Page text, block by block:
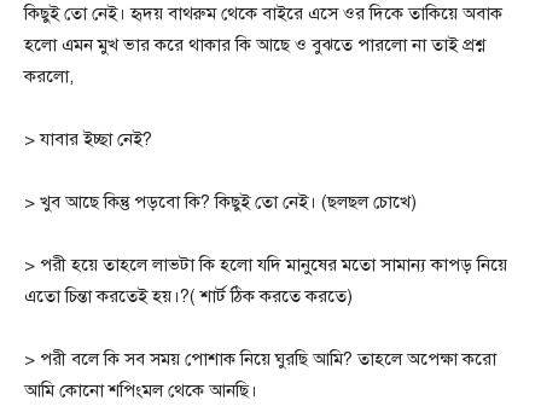
কিছুই তো নেই। হৃদয় বাথরুম থেকে বাইরে এসে ওর দিকে তাকিয়ে অবাক
হলো এমন মুখ ভার করে থাকার কি আছে ও বুঝতে পারলো না তাই প্রশ্ন
করলো,
> যাবার ইচ্ছা নেই?
> খুব আছে কিন্তু পড়বো কি? কিছুই তো নেই। (ছলছল চোখে)
> পরী হয়ে তাহলে লাভটা কি হলো যদি মানুষের মতো সামান্য কাপড় নিয়ে
এতো চিন্তা করতেই হয়।?( শার্ট ঠিক করতে করতে)
> পরী বলে কি সব সময় পোশাক নিয়ে ঘুরছি আমি? তাহলে অপেক্ষা করো
আমি কোনো শপিংমল থেকে আনছি।